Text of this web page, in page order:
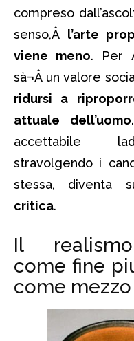
compreso
senso,Â l’arte
viene meno. Per
sà¬Â un valore
ridursi a
attuale dell’uomo
accettabile
stravolgendo i
stessa, diventa
critica.
Il
come fine
come mezzo